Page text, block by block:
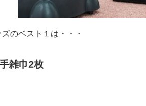
ズのベスト１は・・・
雑巾2枚